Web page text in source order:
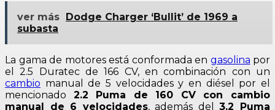
ver más Dodge Charger ‘Bullit’ de 1969 a
subasta
La gama de motores está conformada en gasolina por
el 2.5 Duratec de 166 CV, en combinación con un
cambio manual de 5 velocidades y en diésel por el
mencionado 2.2 Puma de 160 CV con cambio
manual de 6 velocidades, además del3.2 Puma